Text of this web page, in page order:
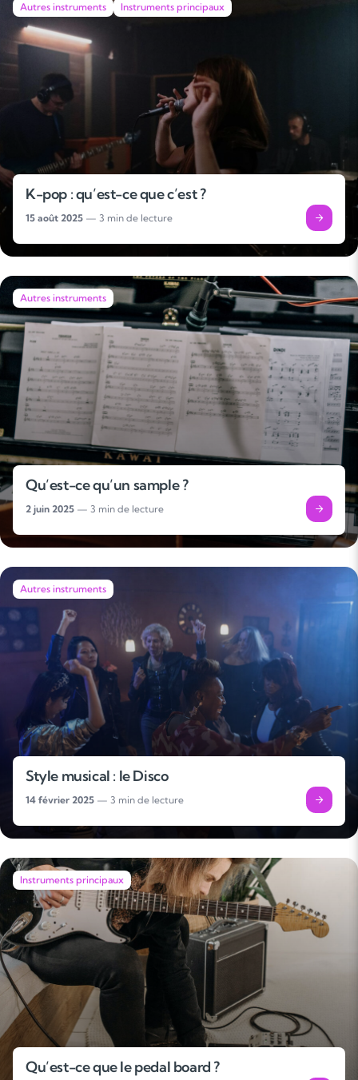
Autres instruments Instruments principaux
K-pop : qu’est-ce que c’est ?
15 août 2025 — 3 min de lecture
Autres instruments
Qu’est-ce qu’un sample ?
2 juin 2025 — 3 min de lecture
Autres instruments
Style musical : le Disco
14 février 2025 — 3 min de lecture
Instruments principaux
Qu’est-ce que le pedal board ?